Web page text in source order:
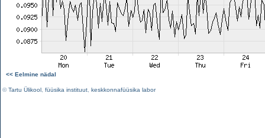
<< Eelmine nädal
©Tartu Ülikool füüsika instituut keskkonnafüüsika labor